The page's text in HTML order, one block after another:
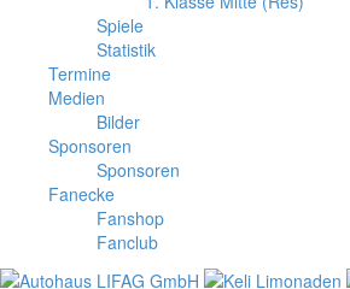
Spiele
Statistik
Termine
Medien
Bilder
Sponsoren
Sponsoren
Fanecke
Fanshop
Fanclub